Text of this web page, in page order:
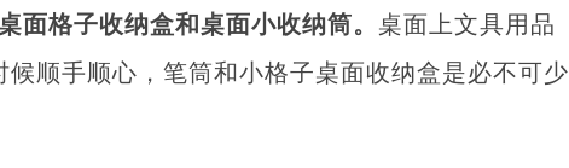
格子收纳盒和桌面小收纳筒。 桌面上文具用品
顺手顺心，笔筒和小格子桌面收纳盒是必不可少